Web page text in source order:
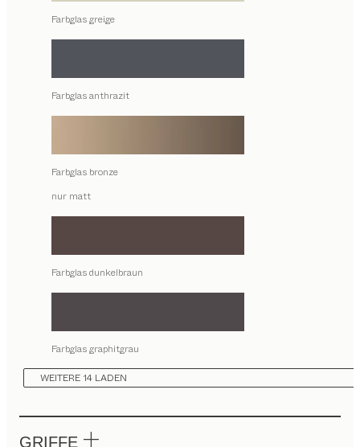
Farbglas greige
Farbglas anthrazit
Farbglas bronze
nur matt
Farbglas dunkelbraun
Farbglas graphitgrau
WEITERE 14 LADEN
GRIFFE